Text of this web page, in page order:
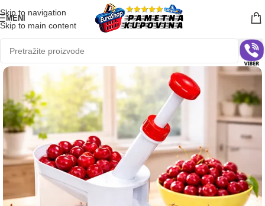
Skip to navigation
Skip to main content
MENI